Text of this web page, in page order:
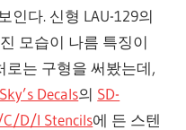
인다. 신형 LAU-129의
모습이 나름 특징이
로는 구형을 써봤는데,
Sky’s Decals의 SD-
D/I Stencils에 든 스텐